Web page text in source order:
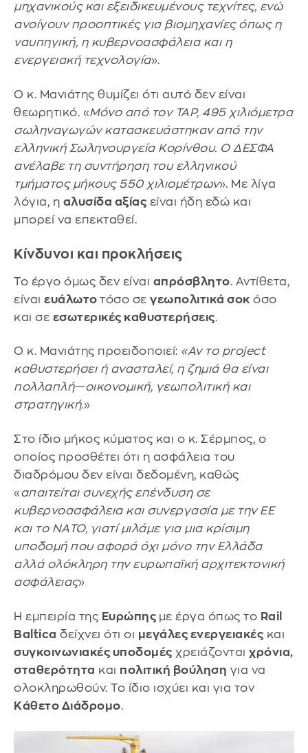
μηχανικούς και εξειδικευμένους τεχνίτες, ενώ
ανοίγουν προοπτικές για βιομηχανίες όπως η
ναυπηγική, η κυβερνοασφάλεια και η
ενεργειακή τεχνολογία».
Ο κ. Μανιάτης θυμίζει ότι αυτό δεν είναι
θεωρητικό. «Μόνο από τον TAP, 495 χιλιόμετρα
σωληναγωγών κατασκευάστηκαν από την
ελληνική Σωληνουργεία Κορίνθου. Ο ΔΕΣΦΑ
ανέλαβε τη συντήρηση του ελληνικού
τμήματος μήκους 550 χιλιομέτρων». Με λίγα
λόγια, η αλυσίδα αξίας είναι ήδη εδώ και
μπορεί να επεκταθεί.
Κίνδυνοι και προκλήσεις
Το έργο όμως δεν είναι απρόσβλητο. Αντίθετα,
είναι ευάλωτο τόσο σε γεωπολιτικά σοκ όσο
και σε εσωτερικές καθυστερήσεις.
Ο κ. Μανιάτης προειδοποιεί: «Αν το project
καθυστερήσει ή ανασταλεί, η ζημιά θα είναι
πολλαπλή—οικονομική, γεωπολιτική και
στρατηγική.»
Στο ίδιο μήκος κύματος και ο κ. Σέρμπος, ο
οποίος προσθέτει ότι η ασφάλεια του
διαδρόμου δεν είναι δεδομένη, καθώς
«απαιτείται συνεχής επένδυση σε
κυβερνοασφάλεια και συνεργασία με την ΕΕ
και το ΝΑΤΟ, γιατί μιλάμε για μια κρίσιμη
υποδομή που αφορά όχι μόνο την Ελλάδα
αλλά ολόκληρη την ευρωπαϊκή αρχιτεκτονική
ασφάλειας»
Η εμπειρία της Ευρώπης με έργα όπως το Rail
Baltica δείχνει ότι οι μεγάλες ενεργειακές και
συγκοινωνιακές υποδομές χρειάζονται χρόνια,
σταθερότητα και πολιτική βούληση για να
ολοκληρωθούν. Το ίδιο ισχύει και για τον
Κάθετο Διάδρομο.